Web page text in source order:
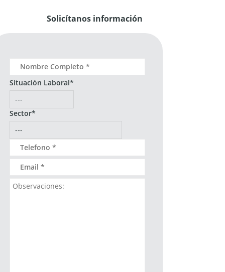
Solicítanos información
Situación Laboral*
Sector*